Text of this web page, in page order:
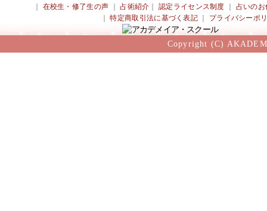
在校生・修了生の声 ｜占術紹介 ｜認定ライセンス制度
占いのお
｜特定商取引法に基づく表記 プライバシーポ
Copyright (C)